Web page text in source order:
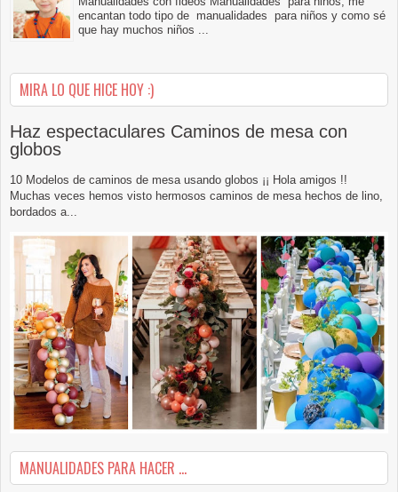
encantan todo tipo de manualidades para niños y como sé
que hay muchos niños ...
MIRA LO QUE HICE HOY :)
Haz espectaculares Caminos de mesa con
globos
10 Modelos de caminos de mesa usando globos ¡¡ Hola amigos !!
Muchas veces hemos visto hermosos caminos de mesa hechos de lino,
bordados a...
MANUALIDADES PARA HACER ...